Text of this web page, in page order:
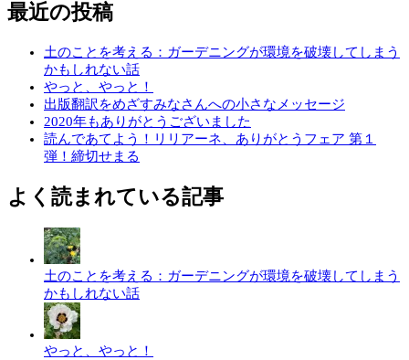
最近の投稿
土のことを考える：ガーデニングが環境を破壊してしまう
かもしれない話
やっと、やっと！
出版翻訳をめざすみなさんへの小さなメッセージ
2020年もありがとうございました
読んであてよう！リリアーネ、ありがとうフェア 第１
弾！締切せまる
よく読まれている記事
土のことを考える：ガーデニングが環境を破壊してしまう
かもしれない話
やっと、やっと！